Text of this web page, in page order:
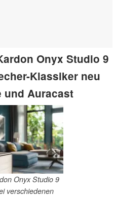
Onyx Studio 9
Klassiker neu
und Auracast
Onyx Studio 9
verschiedenen